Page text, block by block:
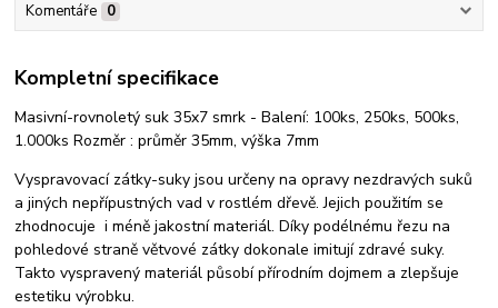
Komentáře 0
Kompletní specifikace
Masivní-rovnoletý suk 35x7 smrk - Balení: 100ks, 250ks, 500ks,
1.000ks Rozměr : průměr 35mm, výška 7mm
Vyspravovací zátky-suky jsou určeny na opravy nezdravých suků
a jiných nepřípustných vad v rostlém dřevě. Jejich použitím se
zhodnocuje i méně jakostní materiál. Díky podélnému řezu na
pohledové straně větvové zátky dokonale imitují zdravé suky.
Takto vyspravený materiál působí přírodním dojmem a zlepšuje
estetiku výrobku.